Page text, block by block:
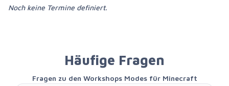
Noch keine Termine definiert.
Häufige Fragen
Fragen zu den Workshops Modes für Minecraft